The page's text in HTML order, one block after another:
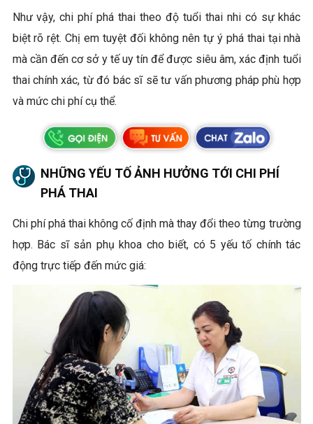
Như vậy, chi phí phá thai theo độ tuổi thai nhi có sự khác
biệt rõ rệt. Chị em tuyệt đối không nên tự ý phá thai tại nhà
mà cần đến cơ sở y tế uy tín để được siêu âm, xác định tuổi
thai chính xác, từ đó bác sĩ sẽ tư vấn phương pháp phù hợp
và mức chi phí cụ thể.
NHỮNG YẾU TỐ ẢNH HƯỞNG TỚI CHI PHÍ
PHÁ THAI
Chi phí phá thai không cố định mà thay đổi theo từng trường
hợp. Bác sĩ sản phụ khoa cho biết, có 5 yếu tố chính tác
động trực tiếp đến mức giá: